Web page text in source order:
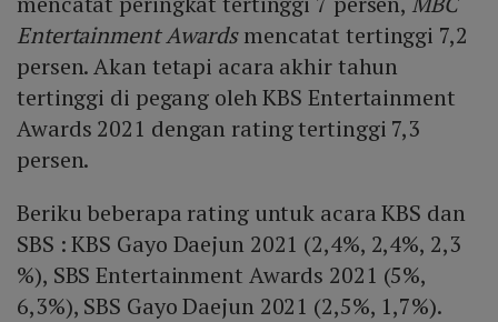
Entertainment Awardsmencatat tertinggi 7,2
persen. Akan tetapi acara akhir tahun
tertinggi di pegang oleh KBS Entertainment
Awards 2021 dengan rating tertinggi 7,3
persen.
Beriku beberapa rating untuk acara KBS dan
SBS : KBS Gayo Daejun 2021 (2,4%, 2,4%, 2,3
%), SBS Entertainment Awards 2021 (5%,
6,3%), SBS Gayo Daejun 2021 (2,5%, 1,7%).